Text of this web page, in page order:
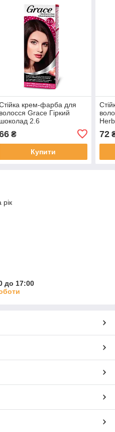
крем-фарба для
волосся Grace Гіркий
шоколад 2.6
₴
Купити
72
рік
до 17:00